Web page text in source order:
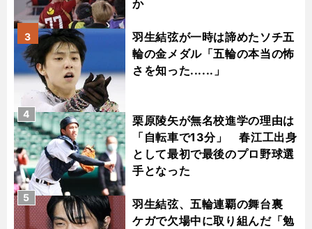
か
羽生結弦が一時は諦めたソチ五
輪の金メダル「五輪の本当の怖
さを知った......」
3
栗原陵矢が無名校進学の理由は
「自転車で13分」 春江工出身
として最初で最後のプロ野球選
手となった
4
羽生結弦、五輪連覇の舞台裏
ケガで欠場中に取り組んだ「勉
5